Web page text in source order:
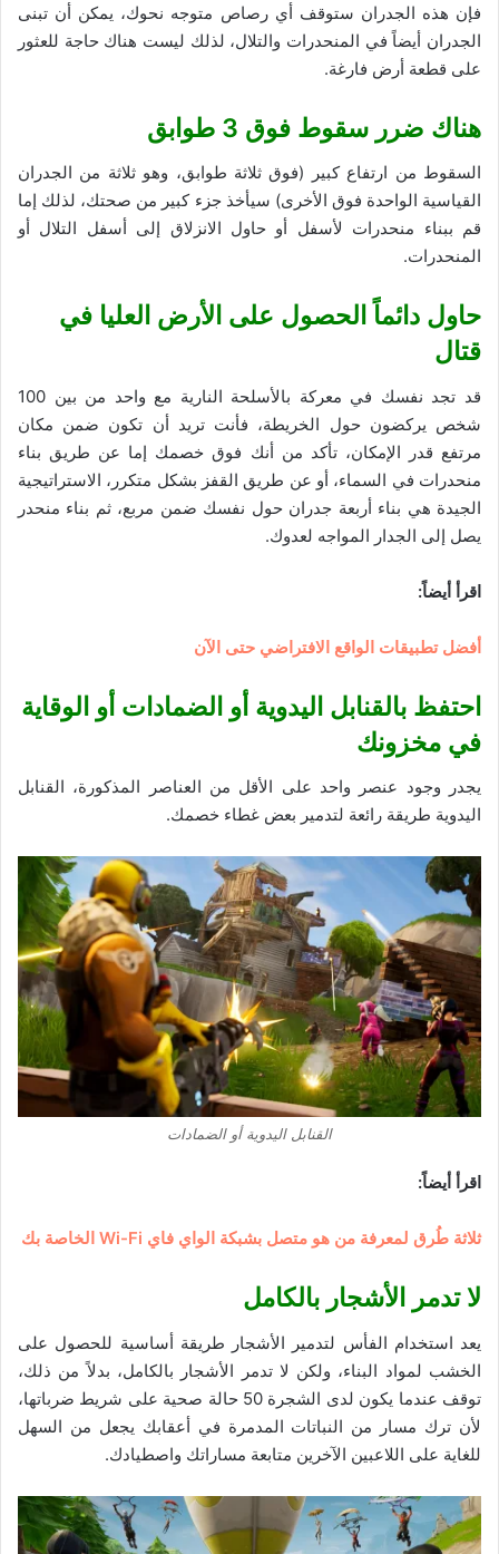
فإن هذه الجدران ستوقف أي رصاص متوجه نحوك، يمكن أن تبنى
الجدران أيضاً في المنحدرات والتلال، لذلك ليست هناك حاجة للعثور
على قطعة أرض فارغة.
هناك ضرر سقوط فوق 3 طوابق
السقوط من ارتفاع كبير (فوق ثلاثة طوابق، وهو ثلاثة من الجدران
القياسية الواحدة فوق الأخرى) سيأخذ جزء كبير من صحتك، لذلك إما
قم ببناء منحدرات لأسفل أو حاول الانزلاق إلى أسفل التلال أو
المنحدرات.
حاول دائماً الحصول على الأرض العليا في
قتال
قد تجد نفسك في معركة بالأسلحة النارية مع واحد من بين 100
شخص يركضون حول الخريطة، فأنت تريد أن تكون ضمن مكان
مرتفع قدر الإمكان، تأكد من أنك فوق خصمك إما عن طريق بناء
منحدرات في السماء، أو عن طريق القفز بشكل متكرر، الاستراتيجية
الجيدة هي بناء أربعة جدران حول نفسك ضمن مربع، ثم بناء منحدر
يصل إلى الجدار المواجه لعدوك.
اقرأ أيضاً:
أفضل تطبيقات الواقع الافتراضي حتى الآن
احتفظ بالقنابل اليدوية أو الضمادات أو الوقاية
في مخزونك
يجدر وجود عنصر واحد على الأقل من العناصر المذكورة، القنابل
اليدوية طريقة رائعة لتدمير بعض غطاء خصمك.
القنابل اليدوية أو الضمادات
اقرأ أيضاً:
ثلاثة طُرق لمعرفة من هو متصل بشبكة الواي فاي Wi-Fi الخاصة بك
لا تدمر الأشجار بالكامل
يعد استخدام الفأس لتدمير الأشجار طريقة أساسية للحصول على
الخشب لمواد البناء، ولكن لا تدمر الأشجار بالكامل، بدلاً من ذلك،
توقف عندما يكون لدى الشجرة 50 حالة صحية على شريط ضرباتها،
لأن ترك مسار من النباتات المدمرة في أعقابك يجعل من السهل
للغاية على اللاعبين الآخرين متابعة مساراتك واصطيادك.